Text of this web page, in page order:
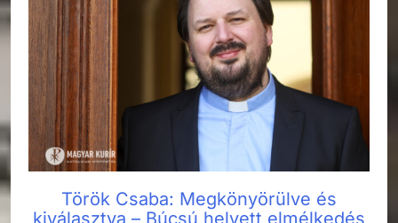
Török Csaba: Megkönyörülve és